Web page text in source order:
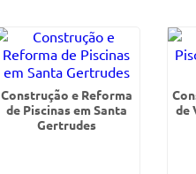
Construção e Reforma
de Piscinas em Santa
Gertrudes
de